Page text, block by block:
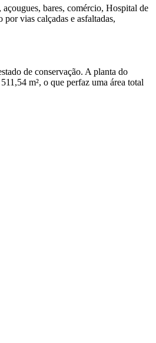
bares, comércio, Hospital de
vias calçadas e asfaltadas,
de conservação. A planta do
m², o que perfaz uma área total